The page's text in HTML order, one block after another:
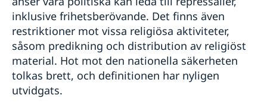
inklusive frihetsberövande. Det finns även
restriktioner mot vissa religiösa aktiviteter,
såsom predikning och distribution av religiöst
material. Hot mot den nationella säkerheten
tolkas brett, och definitionen har nyligen
utvidgats.